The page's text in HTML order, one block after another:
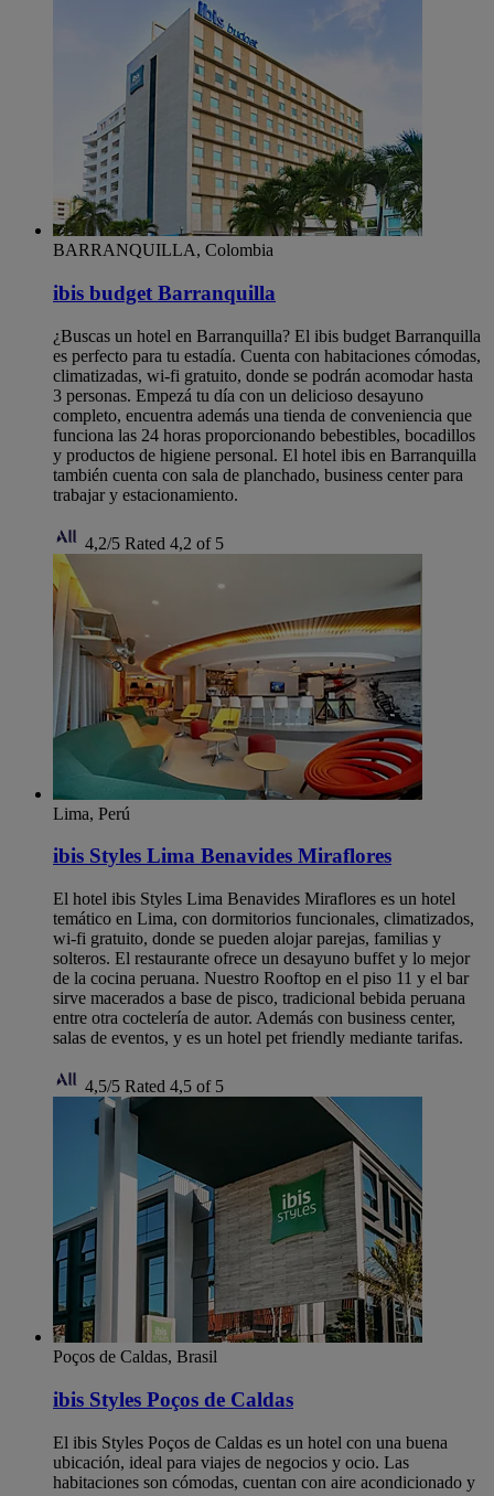
BARRANQUILLA, Colombia
ibis budget Barranquilla
¿Buscas un hotel en Barranquilla? El ibis budget Barranquilla
es perfecto para tu estadía. Cuenta con habitaciones cómodas,
climatizadas, wi-fi gratuito, donde se podrán acomodar hasta
3 personas. Empezá tu día con un delicioso desayuno
completo, encuentra además una tienda de conveniencia que
funciona las 24 horas proporcionando bebestibles, bocadillos
y productos de higiene personal. El hotel ibis en Barranquilla
también cuenta con sala de planchado, business center para
trabajar y estacionamiento.
4,2/5 Rated 4,2 of 5
Lima, Perú
ibis Styles Lima Benavides Miraflores
El hotel ibis Styles Lima Benavides Miraflores es un hotel
temático en Lima, con dormitorios funcionales, climatizados,
wi-fi gratuito, donde se pueden alojar parejas, familias y
solteros. El restaurante ofrece un desayuno buffet y lo mejor
de la cocina peruana. Nuestro Rooftop en el piso 11 y el bar
sirve macerados a base de pisco, tradicional bebida peruana
entre otra coctelería de autor. Además con business center,
salas de eventos, y es un hotel pet friendly mediante tarifas.
4,5/5 Rated 4,5 of 5
Poços de Caldas, Brasil
ibis Styles Poços de Caldas
El ibis Styles Poços de Caldas es un hotel con una buena
ubicación, ideal para viajes de negocios y ocio. Las
habitaciones son cómodas, cuentan con aire acondicionado y